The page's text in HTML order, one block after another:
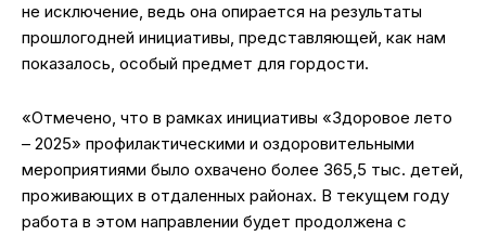
не исключение, ведь она опирается на результаты
прошлогодней инициативы, представляющей, как нам
показалось, особый предмет для гордости.
«Отмечено, что в рамках инициативы «Здоровое лето
– 2025» профилактическими и оздоровительными
мероприятиями было охвачено более 365,5 тыс. детей,
проживающих в отдаленных районах. В текущем году
работа в этом направлении будет продолжена с